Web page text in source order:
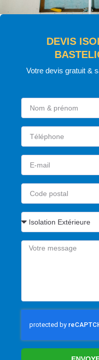
DEVIS
Votre devis gratuit &